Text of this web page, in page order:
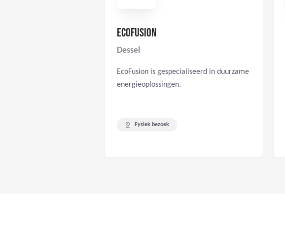
ECOFUSION
Dessel
EcoFusion is gespecialiseerd in duurzame
energieoplossingen.
Fysiek bezoek